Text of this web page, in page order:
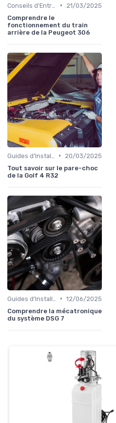
•
21/03/2025
Comprendre le
fonctionnement du train
arrière de la Peugeot 306
•
20/03/2025
Tout savoir sur le pare-choc
de la Golf 4 R32
• 12/06/2025
Comprendre la mécatronique
du système DSG 7